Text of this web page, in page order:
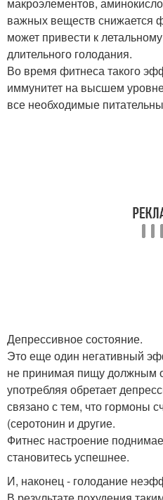
важных веществ снижается
может привести к
длительного голодания.
Во время фитнеса такого
иммунитет на высшем
все необходимые
Депрессивное состояние.
Это еще один негативный
не принимая пищу должным
употребляя обретает
связано с тем, что гормоны
(серотонин и другие.
Фитнес настроение
становитесь успешнее.
И, наконец - голодание